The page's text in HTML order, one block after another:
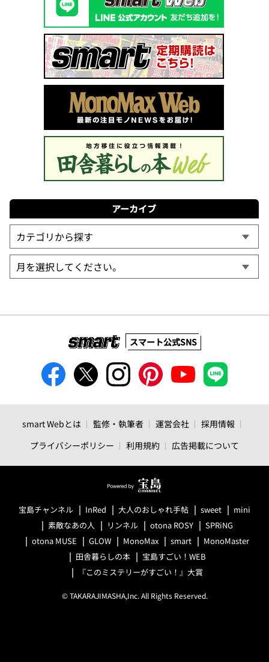
アーカイブ
スマート公式SNS
smart Webとは 監修・執筆者 運営会社
採用情報
プライバシーポリシー
利用規約 広告掲載について
宝島チャンネル InRed 大人のおしゃれ手帖 sweet
mini
素敵なあの人
リンネル otona ROSY
SPRiNG
otona MUSE
GLOW MonoMax smart
MonoMaster
田舎暮らしの本
宝島すごい！WEB
『このミステリーがすごい！』大賞
© TAKARAJIMASHA,Inc. All Rights Reserved.